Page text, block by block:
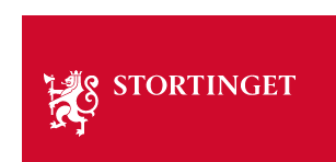
Om
stortinget